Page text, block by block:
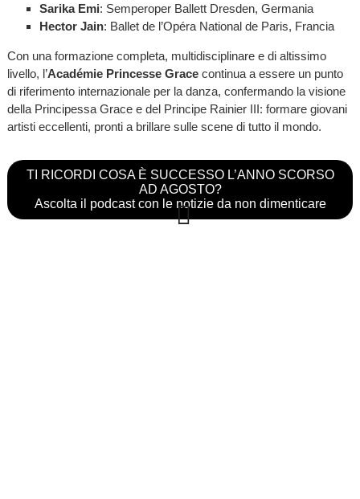
Sarika Emi: Semperoper Ballett Dresden, Germania
Hector Jain: Ballet de l’Opéra National de Paris, Francia
Con una formazione completa, multidisciplinare e di altissimo
livello, l’Académie Princesse Gracecontinua a essere un punto
di riferimento internazionale per la danza, confermando la visione
della Principessa Grace e del Principe Rainier III: formare giovani
artisti eccellenti, pronti a brillare sulle scene di tutto il mondo.
TI RICORDI COSA È SUCCESSO L’ANNO SCORSO
AD AGOSTO?
Ascolta il podcast con le notizie da non dimenticare